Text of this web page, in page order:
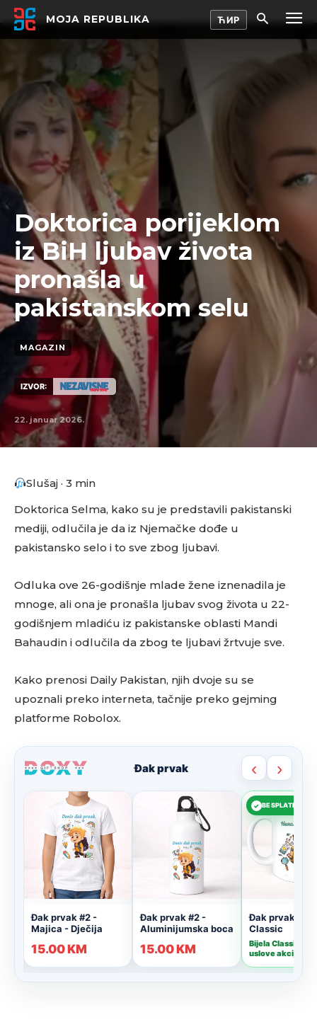
MOJA REPUBLIKA
Doktorica porijeklom
iz BiH ljubav života
pronašla u
pakistanskom selu
MAGAZIN
IZVOR:
22. januar 2026.
Slušaj · 3 min
Doktorica Selma, kako su je predstavili pakistanski
mediji, odlučila je da iz Njemačke dođe u
pakistansko selo i to sve zbog ljubavi.
Odluka ove 26-godišnje mlade žene iznenadila je
mnoge, ali ona je pronašla ljubav svog života u 22-
godišnjem mladiću iz pakistanske oblasti Mandi
Bahaudin i odlučila da zbog te ljubavi žrtvuje sve.
Kako prenosi Daily Pakistan, njih dvoje su se
upoznali preko interneta, tačnije preko gejming
platforme Robolox.